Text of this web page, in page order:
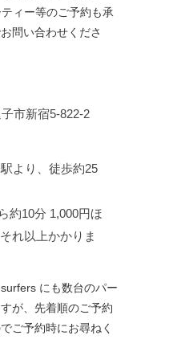
ィー等のご予約も承
問い合わせくださ
市新宿5-822-2
より、徒歩約25
約10分 1,000円ほ
れ以上かかりま
surfers にも数台のパー
が、先着順のご予約
ご予約時にお尋ねく